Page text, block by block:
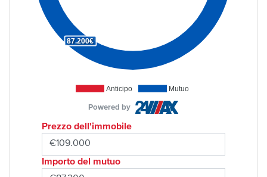
Anticipo Mutuo
87.200€
Powered by
Prezzo dell'immobile
Importo del mutuo